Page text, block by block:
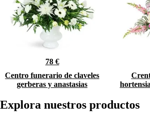
78 €
Centro funerario de claveles
gerberas y anastasias
Explora nuestros productos